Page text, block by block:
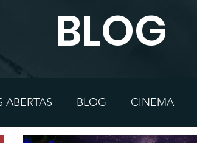
BLOG
ABERTAS BLOG CINEMA